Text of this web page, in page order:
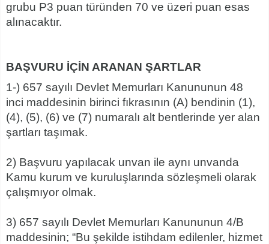
grubu P3 puan türünden 70 ve üzeri puan esas
alınacaktır.
BAŞVURU İÇİN ARANAN ŞARTLAR
1-) 657 sayılı Devlet Memurları Kanununun 48
inci maddesinin birinci fıkrasının (A) bendinin (1),
(4), (5), (6) ve (7) numaralı alt bentlerinde yer alan
şartları taşımak.
2) Başvuru yapılacak unvan ile aynı unvanda
Kamu kurum ve kuruluşlarında sözleşmeli olarak
çalışmıyor olmak.
3) 657 sayılı Devlet Memurları Kanununun 4/B
maddesinin; “Bu şekilde istihdam edilenler, hizmet